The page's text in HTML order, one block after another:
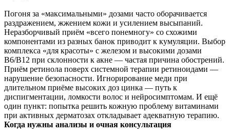
Погоня за «максимальными» дозами часто оборачивается
раздражением, жжением кожи и усилением высыпаний.
Неразборчивый приём «всего понемногу» со схожими
компонентами из разных банок приводит к кумуляции. Выбор
комплекса «для красоты» с железом и высокими дозами
B6/B12 при склонности к акне — частая причина обострений.
Приём ретинола поверх системной терапии ретиноидами —
нарушение безопасности. Игнорирование меди при
длительном приёме высоких доз цинка — путь к
диспигментации, ломкости волос и нейросимптомам. И ещё
один пункт: попытка решить кожную проблему витаминами
при активных дерматозах откладывает адекватную терапию.
Когда нужны анализы и очная консультация